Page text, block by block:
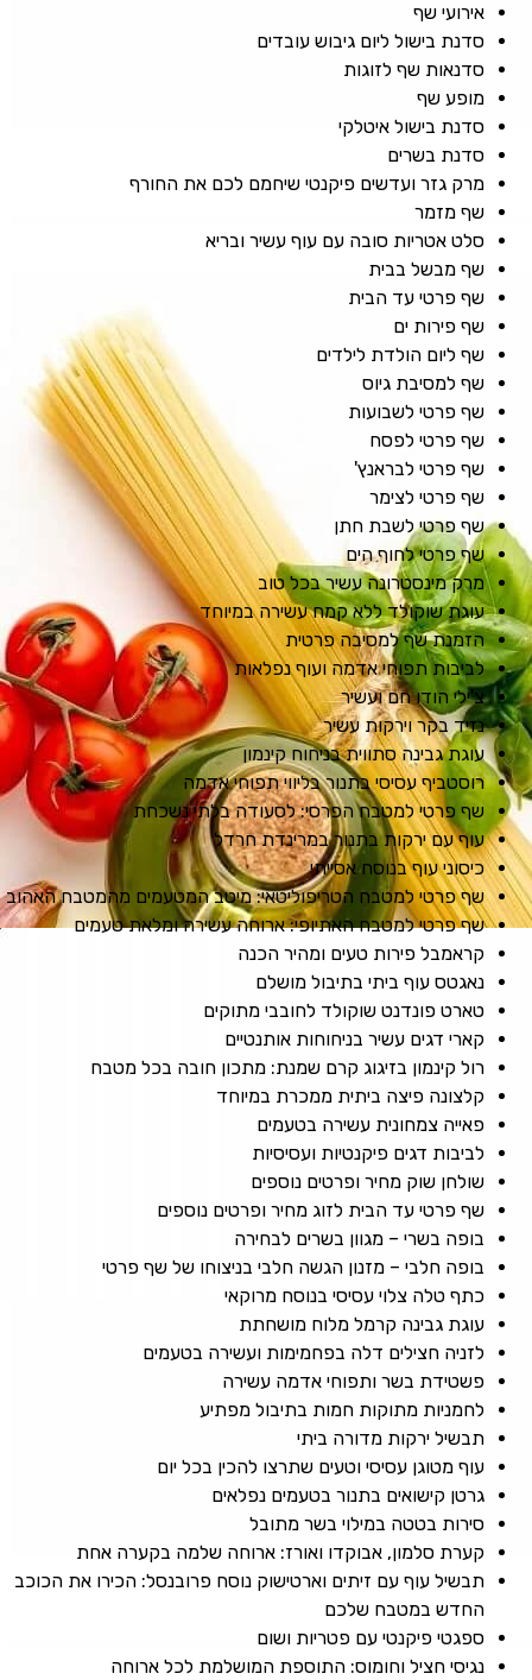
אירועי שף
סדנת בישול ליום גיבוש עובדים
סדנאות שף לזוגות
מופע שף
סדנת בישול איטלקי
סדנת בשרים
מרק גזר ועדשים פיקנטי שיחמם לכם את החורף
שף מזמר
סלט אטריות סובה עם עוף עשיר ובריא
שף מבשל בבית
שף פרטי עד הבית
שף פירות ים
שף ליום הולדת לילדים
שף למסיבת גיוס
שף פרטי לשבועות
שף פרטי לפסח
שף פרטי לבראנץ'
שף פרטי לצימר
שף פרטי לשבת חתן
שף פרטי לחוף הים
מרק מינסטרונה עשיר בכל טוב
עוגת שוקולד ללא קמח עשירה במיוחד
הזמנת שף למסיבה פרטית
לביבות תפוחי אדמה ועוף נפלאות
צ'ילי הודו חם ועשיר
נזיד בקר וירקות עשיר
עוגת גבינה סתווית בניחוח קינמון
רוסטביף עסיסי בתנור בליווי תפוחי אדמה
שף פרטי למטבח הפרסי: לסעודה בלתי נשכחת
עוף עם ירקות בתנור במרינדת חרדל
כיסוני עוף בנוסח אסייתי
שף פרטי למטבח הטריפוליטאי: מיטב המטעמים מהמטבח האהוב
שף פרטי למטבח האתיופי: ארוחה עשירה ומלאת טעמים
קראמבל פירות טעים ומהיר הכנה
נאגטס עוף ביתי בתיבול מושלם
טארט פונדנט שוקולד לחובבי מתוקים
קארי דגים עשיר בניחוחות אותנטיים
רול קינמון בזיגוג קרם שמנת: מתכון חובה בכל מטבח
קלצונה פיצה ביתית ממכרת במיוחד
פאייה צמחונית עשירה בטעמים
לביבות דגים פיקנטיות ועסיסיות
שולחן שוק מחיר ופרטים נוספים
שף פרטי עד הבית לזוג מחיר ופרטים נוספים
בופה בשרי – מגוון בשרים לבחירה
בופה חלבי – מזנון הגשה חלבי בניצוחו של שף פרטי
כתף טלה צלוי עסיסי בנוסח מרוקאי
עוגת גבינה קרמל מלוח מושחתת
לזניה חצילים דלה בפחמימות ועשירה בטעמים
פשטידת בשר ותפוחי אדמה עשירה
לחמניות מתוקות חמות בתיבול מפתיע
תבשיל ירקות מדורה ביתי
עוף מטוגן עסיסי וטעים שתרצו להכין בכל יום
גרטן קישואים בתנור בטעמים נפלאים
סירות בטטה במילוי בשר מתובל
קערת סלמון, אבוקדו ואורז: ארוחה שלמה בקערה אחת
תבשיל עוף עם זיתים וארטישוק נוסח פרובנסל: הכירו את הכוכב
החדש במטבח שלכם
ספגטי פיקנטי עם פטריות ושום
נגיסי חציל וחומוס: התוספת המושלמת לכל ארוחה